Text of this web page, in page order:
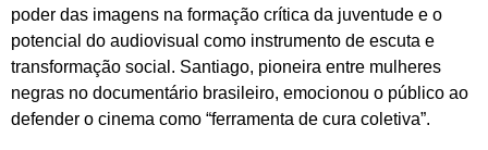
poder das imagens na formação crítica da juventude e o
potencial do audiovisual como instrumento de escuta e
transformação social. Santiago, pioneira entre mulheres
negras no documentário brasileiro, emocionou o público ao
defender o cinema como “ferramenta de cura coletiva”.